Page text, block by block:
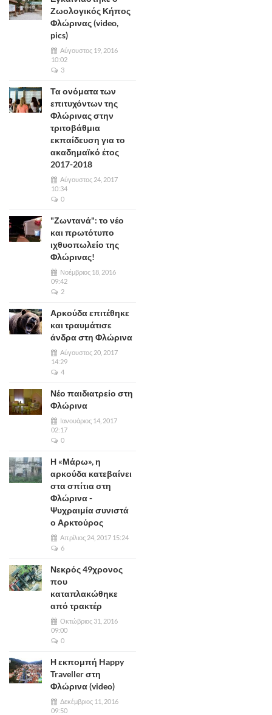
Ζωολογικός Κήπος
Φλώρινας (video,
pics)
Αύγουστος 19, 2016
10:02
3
Τα ονόματα των
επιτυχόντων της
Φλώρινας στην
τριτοβάθμια
εκπαίδευση για το
ακαδημαϊκό έτος
2017-2018
Αύγουστος 24, 2017
10:34
0
"Ζωντανά": το νέο
και πρωτότυπο
ιχθυοπωλείο της
Φλώρινας!
Νοέμβριος 18, 2016
09:42
2
Αρκούδα επιτέθηκε
και τραυμάτισε
άνδρα στη Φλώρινα
Αύγουστος 20, 2017
14:29
4
Νέο παιδιατρείο στη
Φλώρινα
Ιανουάριος 14, 2017
02:17
0
Η «Μάρω», η
αρκούδα κατεβαίνει
στα σπίτια στη
Φλώρινα -
Ψυχραιμία συνιστά
ο Αρκτούρος
Απρίλιος 24, 2017 15:24
6
Νεκρός 49χρονος
που
καταπλακώθηκε
από τρακτέρ
Οκτώβριος 31, 2016
09:00
0
Η εκπομπή Happy
Traveller στη
Φλώρινα (video)
Δεκέμβριος 11, 2016
09:50